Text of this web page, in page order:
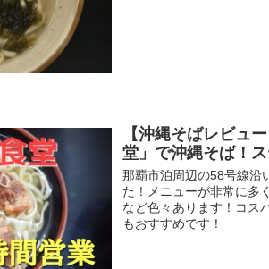
【沖縄そばレビュ
堂」で沖縄そば！
那覇市泊周辺の58号線沿
た！メニューが非常に多
など色々あります！コス
もおすすめです！